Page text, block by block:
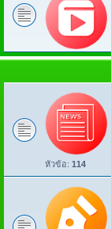
หัวข้อ: 114